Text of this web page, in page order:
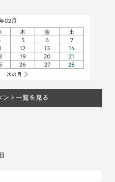
02月
木 金
土
5 6
7
12 13
14
19 20
21
26 27 28
次の月
ント一覧を見る
日